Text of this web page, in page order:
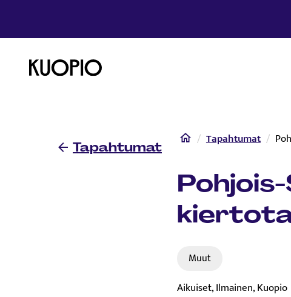
Etusivulle
Tapahtumat
Etusivu
Tapahtumat
Muut
Aikuiset, Ilmainen, Kuopio